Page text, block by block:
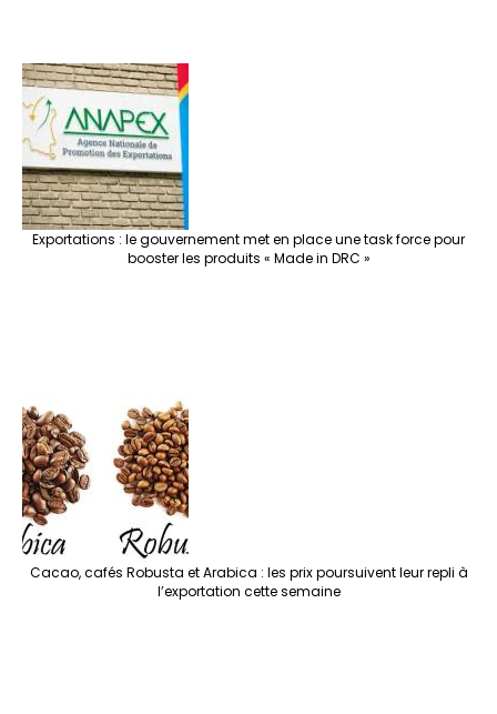
Exportations : le gouvernement met en place une task force pour
booster les produits « Made in DRC »
Cacao, cafés Robusta et Arabica : les prix poursuivent leur repli à
l’exportation cette semaine